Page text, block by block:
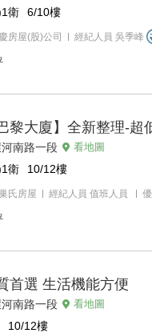
衛 6/10樓
房屋(股)公司 經紀人員 吳季峰
黎大廈】全新整理-超
南路一段 看地圖
衛 10/12樓
氏房屋 經紀人員 值班人員
首選 生活機能方便
南路一段 看地圖
10/12樓